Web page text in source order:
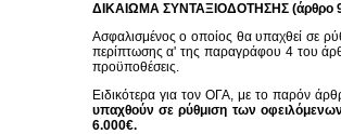
ΔΙΚΑΙΩΜΑ ΣΥΝΤΑΞΙΟΔΟΤΗΣΗΣ (άρθρο
Ασφαλισμένος ο οποίος θα υπαχθεί σε
περίπτωσης α' της παραγράφου 4 του
προϋποθέσεις.
Ειδικότερα για τον ΟΓΑ, με το παρόν
υπαχθούν σε ρύθμιση των
6.000€.